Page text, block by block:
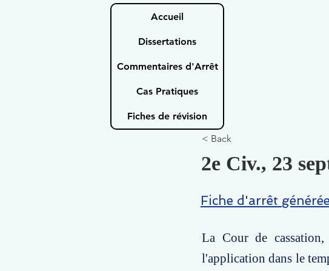
Accueil
Dissertations
Commentaires d'Arrêt
Cas Pratiques
Fiches de révision
< Back
2e Civ., 23
Fiche d'arrêt
La Cour de
l'application dans le